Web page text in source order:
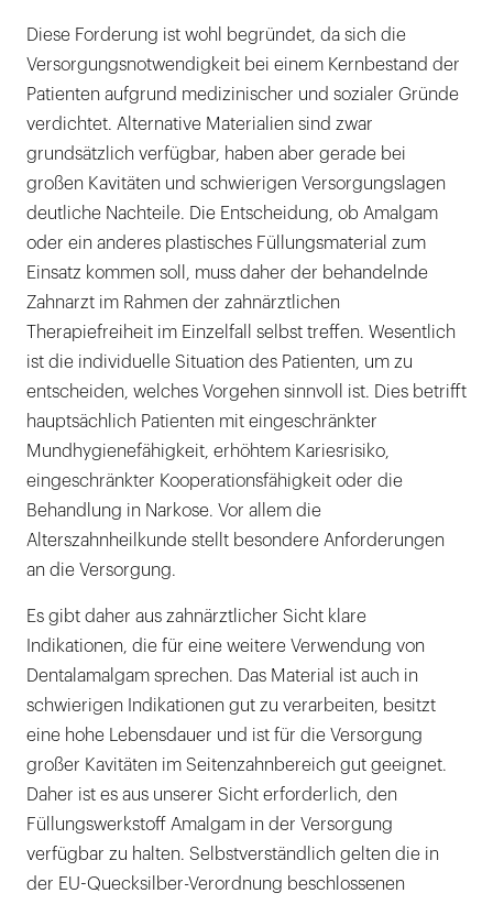
Diese Forderung ist wohl begründet, da sich die
Versorgungsnotwendigkeit bei einem Kernbestand der
Patienten aufgrund medizinischer und sozialer Gründe
verdichtet. Alternative Materialien sind zwar
grundsätzlich verfügbar, haben aber gerade bei
großen Kavitäten und schwierigen Versorgungslagen
deutliche Nachteile. Die Entscheidung, ob Amalgam
oder ein anderes plastisches Füllungsmaterial zum
Einsatz kommen soll, muss daher der behandelnde
Zahnarzt im Rahmen der zahnärztlichen
Therapiefreiheit im Einzelfall selbst treffen. Wesentlich
ist die individuelle Situation des Patienten, um zu
entscheiden, welches Vorgehen sinnvoll ist. Dies betrifft
hauptsächlich Patienten mit eingeschränkter
Mundhygienefähigkeit, erhöhtem Kariesrisiko,
eingeschränkter Kooperationsfähigkeit oder die
Behandlung in Narkose. Vor allem die
Alterszahnheilkunde stellt besondere Anforderungen
an die Versorgung.
Es gibt daher aus zahnärztlicher Sicht klare
Indikationen, die für eine weitere Verwendung von
Dentalamalgam sprechen. Das Material ist auch in
schwierigen Indikationen gut zu verarbeiten, besitzt
eine hohe Lebensdauer und ist für die Versorgung
großer Kavitäten im Seitenzahnbereich gut geeignet.
Daher ist es aus unserer Sicht erforderlich, den
Füllungswerkstoff Amalgam in der Versorgung
verfügbar zu halten. Selbstverständlich gelten die in
der EU-Quecksilber-Verordnung beschlossenen